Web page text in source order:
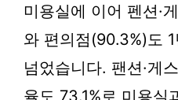
미용실에 이어 펜션·
와 편의점(90.3%)도
넘었습니다. 팬션·게
율도 73.1%로 미용실